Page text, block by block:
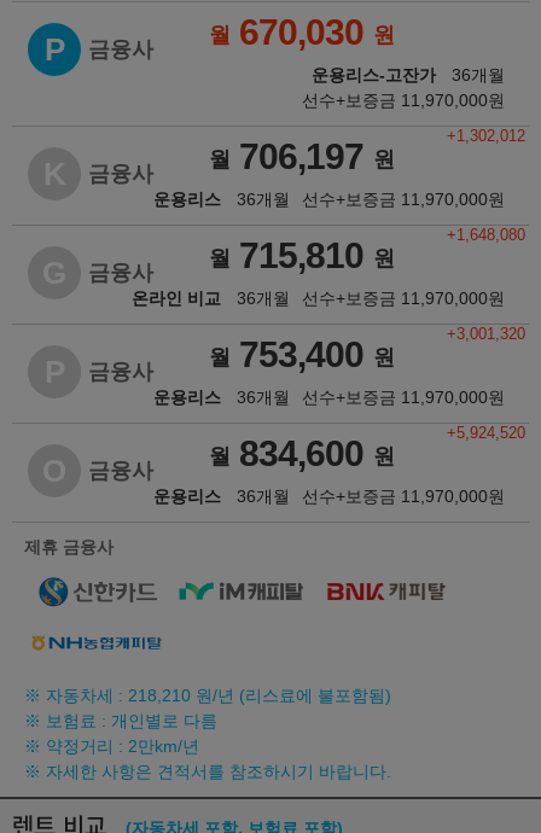
P 금융사
운용리스-고잔가
월 670,030 원
36개월
선수+보증금 11,970,000원
금융사
운용리스
월 706,197 원
+1,302,012
36개월 선수+보증금 11,970,000원
금융사
온라인 비교
월 715,810 원
+1,648,080
36개월 선수+보증금 11,970,000원
금융사
운용리스
월 753,400 원
+3,001,320
36개월 선수+보증금 11,970,000원
금융사
운용리스
월 834,600 원
+5,924,520
36개월 선수+보증금 11,970,000원
제휴 금융사
※ 자동차세 : 218,210 원/년 (리스료에 불포함됨)
※ 보험료 : 개인별로 다름
※ 약정거리 : 2만km/년
※ 자세한 사항은 견적서를 참조하시기 바랍니다.
렌트 비교 (자동차세 포함, 보험료 포함)